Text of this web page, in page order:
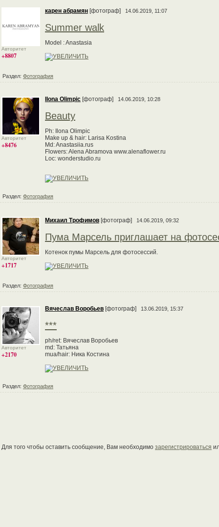
Авторитет
+8807
карен абрамян [фотограф] 14.06.2019, 11:07
Summer walk
Model : Anastasia
Раздел: Фотография
Авторитет
+8476
Ilona Olimpic [фотограф] 14.06.2019, 10:28
Beauty
Ph: Ilona Olimpic
Make up & hair: Larisa Kostina
Md: Anastasiia.rus
Flowers: Alena Abramova www.alenaflower.ru
Loc: wonderstudio.ru
Раздел: Фотография
Авторитет
+1717
Михаил Трофимов [фотограф] 14.06.2019, 09:32
Пума Марсель приглашает на
Котенок пумы Марсель для фотосессий.
Раздел: Фотография
Авторитет
+2170
Вячеслав Воробьев [фотограф] 13.06.2019, 15:37
***
ph/ret: Вячеслав Воробьев
md: Татьяна
mua/hair: Ника Костина
Раздел: Фотография
Для того чтобы оставить сообщение, Вам необходимо зарегистрироваться